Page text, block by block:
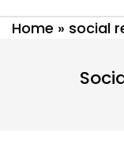
Home » social